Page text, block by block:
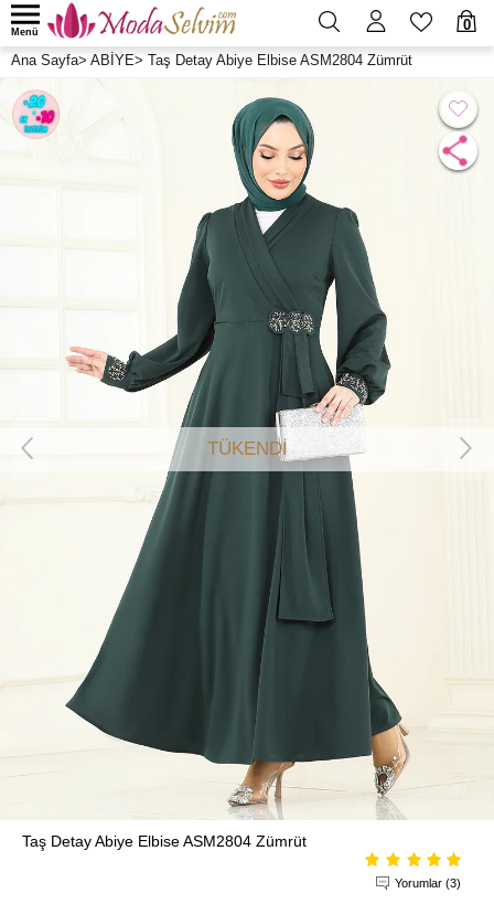
0
Menü
Ana Sayfa> ABİYE> Taş Detay Abiye Elbise ASM2804 Zümrüt
TÜKENDİ
Taş Detay Abiye Elbise ASM2804 Zümrüt
Yorumlar (3)